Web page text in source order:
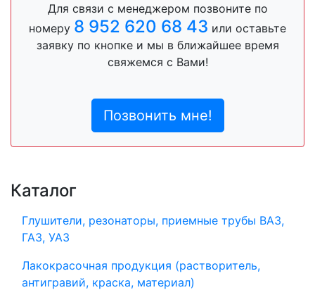
Для связи с менеджером позвоните по
номеру 8 952 620 68 43 или оставьте
заявку по кнопке и мы в ближайшее время
свяжемся с Вами!
Позвонить мне!
Каталог
Глушители, резонаторы, приемные трубы ВАЗ,
ГАЗ, УАЗ
Лакокрасочная продукция (растворитель,
антигравий, краска, материал)